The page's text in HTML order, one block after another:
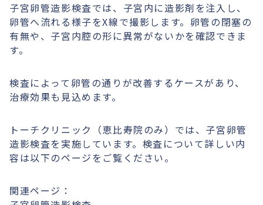
子宮卵管造影検査では、子宮内に造影剤を注入し、
卵管へ流れる様子をX線で撮影します。卵管の閉塞の
有無や、子宮内腔の形に異常がないかを確認できま
す。
検査によって卵管の通りが改善するケースがあり、
治療効果も見込めます。
トーチクリニック（恵比寿院のみ）では、子宮卵管
造影検査を実施しています。検査について詳しい内
容は以下のページをご覧ください。
関連ページ：